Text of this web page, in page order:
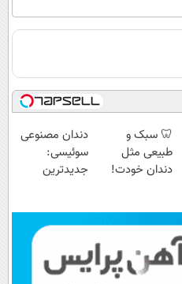
🦷 سبک و
طبیعی مثل
دندان خودت!
💳 📍 تهران
دندان مصنوعی
سوئیسی:
جدیدترین
پرداخت قسطی